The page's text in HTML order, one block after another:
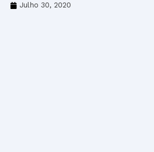
Julho 30, 2020